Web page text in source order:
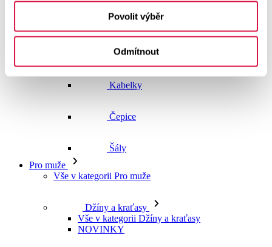
Povolit výběr
Odmítnout
Pásky
Peněženky
Kabelky
Čepice
Šály
Pro muže
Vše v kategorii Pro muže
Džíny a kraťasy
Vše v kategorii Džíny a kraťasy
NOVINKY